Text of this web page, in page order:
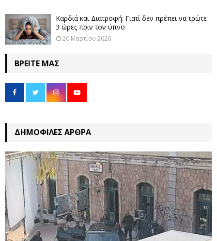
Καρδιά και Διατροφή: Γιατί δεν πρέπει να τρώτε
3 ώρες πριν τον ύπνο
20 Μαρτίου 2026
ΒΡΕΊΤΕ ΜΑΣ
ΔΗΜΟΦΙΛΈΣ ΆΡΘΡΑ